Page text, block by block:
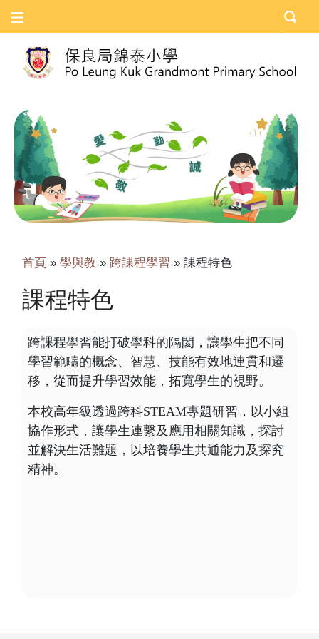
首頁 » 學與教 » 跨課程學習 » 課程特色
課程特色
跨課程學習能打破學科的隔閡，讓學生把不同
學習範疇的概念、智慧、技能有效地連貫和遷
移，從而提升學習效能，拓寬學生的視野。
本校高年級透過跨科STEAM專題研習，以小組
協作形式，讓學生連繫及應用相關知識，探討
並解決生活難題，以培養學生共通能力及探究
精神。